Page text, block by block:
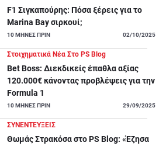
F1 Σιγκαπούρης: Πόσα ξέρεις για το
Marina Bay σιρκουί;
10ΜΗΝΕΣ ΠΡΙΝ 02/10/2025
Στοιχηματικά Νέα Στο PS Blog
Bet Boss: Διεκδικείς έπαθλα αξίας
120.000€ κάνοντας προβλέψεις για την
Formula 1
10ΜΗΝΕΣ ΠΡΙΝ 29/09/2025
ΣΥΝΕΝΤΕΥΞΕΙΣ
Θωμάς Στρακόσα στο PS Blog: «Έζησα